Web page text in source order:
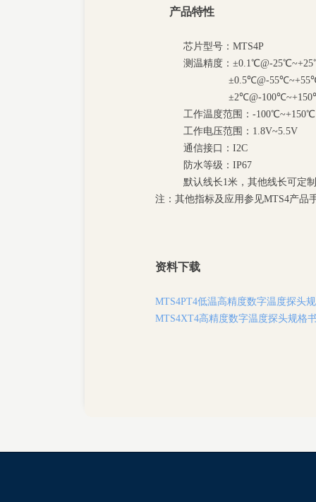
产品特性
芯片型号：MTS4P
测温精度：±0.1℃@-
±0.5℃@-
±2℃@-
工作温度范围：-100℃~+150℃
工作电压范围：1.8V~5.5V
通信接口：I2C
防水等级：IP67
默认线长1米，其他线长可定制
注：其他指标及应用参见MTS4产品
资料下载
MTS4PT4低温高精度数字温度探头
MTS4XT4高精度数字温度探头规格